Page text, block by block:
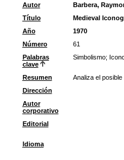
Autor
Barbera,
Título
Medieval
Año
1970
Número
61
Palabras
clave
Simbolismo;
Resumen
Analiza el
Dirección
Autor
corporativo
Editorial
Idioma